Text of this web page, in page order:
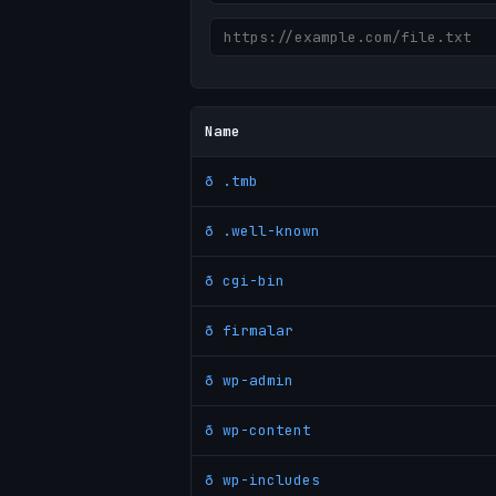
Name
ð .tmb
ð .well-known
ð cgi-bin
ð firmalar
ð wp-admin
ð wp-content
ð wp-includes